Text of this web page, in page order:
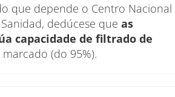
que depende o Centro Nacional
dedúcese que as
capacidade de filtrado de
(do 95%).